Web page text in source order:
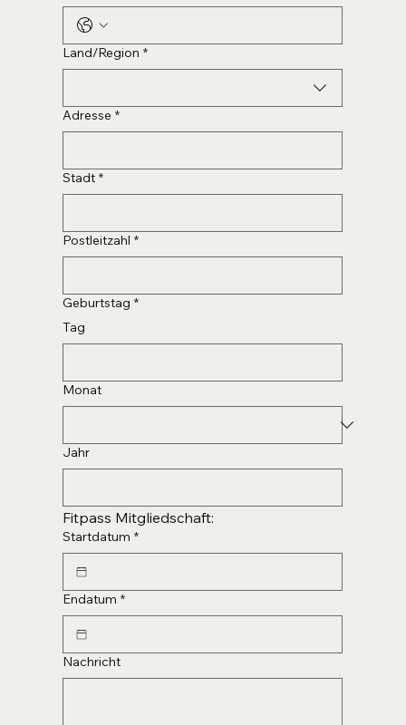
Mehrzeilige Adresse
Land/Region *
Adresse *
Stadt *
Postleitzahl *
Geburtstag *
Tag
Monat
Jahr
Fitpass Mitgliedschaft:
Startdatum *
Endatum *
Nachricht